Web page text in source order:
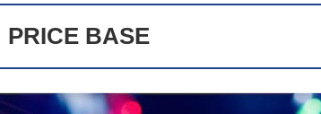
13.1本アンケートについて
PRICE BASE